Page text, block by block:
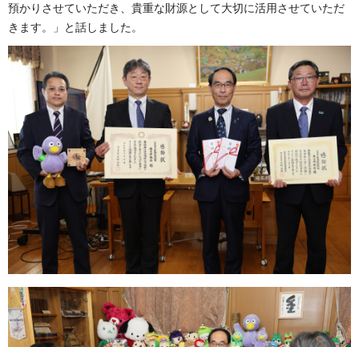
預かりさせていただき、貴重な財源として大切に活用させていただ
きます。」と話しました。